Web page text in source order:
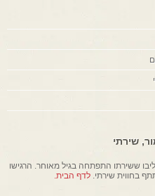
שירתי
ששירתו התפתחה בגיל מאוחר. הרגישו
שירתי.לדף הבית.